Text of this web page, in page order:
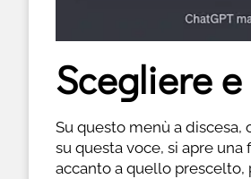
Scegliere
Su questo menù a
su questa voce, si apre
accanto a quello